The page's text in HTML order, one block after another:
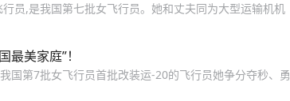
员,是我国第七批女飞行员。她和丈夫同为大型运输机机
美家庭”！
国第7批女飞行员首批改装运-20的飞行员她争分夺秒、勇